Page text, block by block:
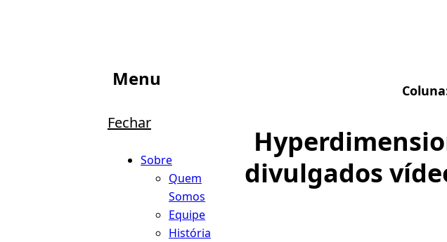
Menu
Fechar
Sobre
Quem
Somos
Equipe
História
divulgados